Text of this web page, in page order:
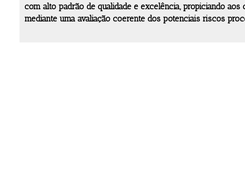
com alto padrão de qualidade e excelência, propiciando
mediante uma avaliação coerente dos potenciais riscos